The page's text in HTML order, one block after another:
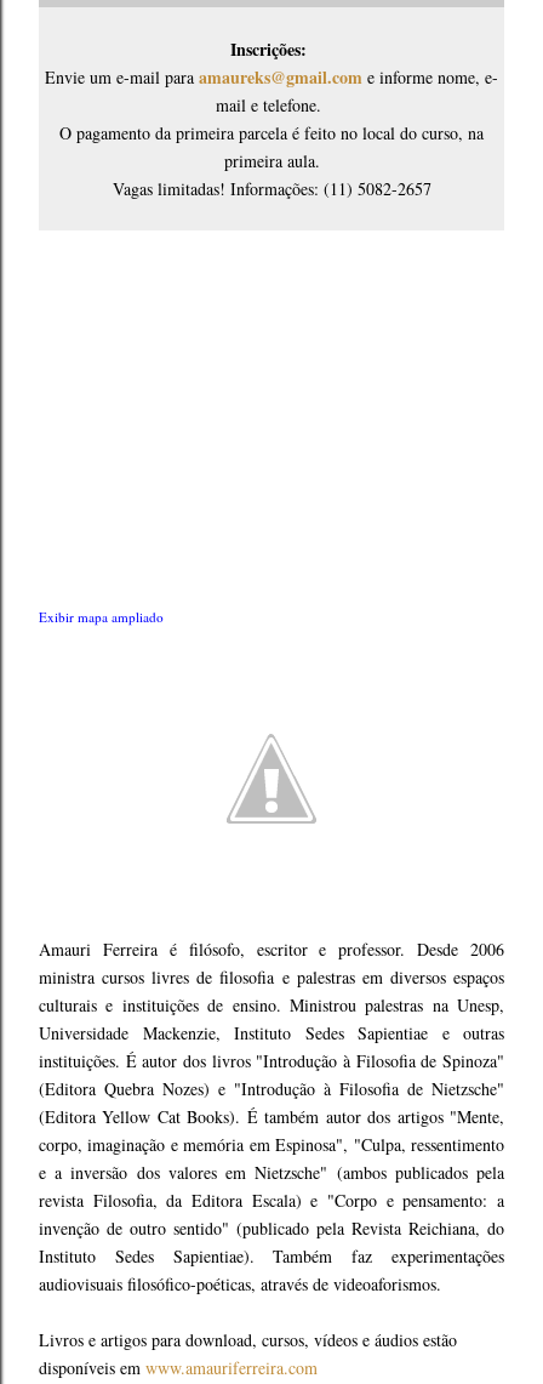
Inscrições:
Envie um e-mail para amaureks@gmail.com e informe nome, e-
mail e telefone.
O pagamento da primeira parcela é feito no local do curso, na
primeira aula.
Vagas limitadas! Informações: (11) 5082-2657
Exibir mapa ampliado
Amauri Ferreira é filósofo, escritor e professor. Desde 2006
ministra cursos livres de filosofia e palestras em diversos espaços
culturais e instituições de ensino. Ministrou palestras na Unesp,
Universidade Mackenzie, Instituto Sedes Sapientiae e outras
instituições. É autor dos livros "Introdução à Filosofia de Spinoza"
(Editora Quebra Nozes) e "Introdução à Filosofia de Nietzsche"
(Editora Yellow Cat Books). É também autor dos artigos "Mente,
corpo, imaginação e memória em Espinosa", "Culpa, ressentimento
e a inversão dos valores em Nietzsche" (ambos publicados pela
revista Filosofia, da Editora Escala) e "Corpo e pensamento: a
invenção de outro sentido" (publicado pela Revista Reichiana, do
Instituto Sedes Sapientiae). Também faz experimentações
audiovisuais filosófico-poéticas, através de videoaforismos.
Livros e artigos para download, cursos, vídeos e áudios estão
disponíveis em www.amauriferreira.com